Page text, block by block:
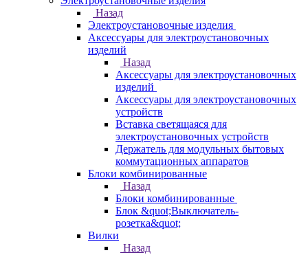
Назад
Электроустановочные изделия
Аксессуары для электроустановочных
изделий
Назад
Аксессуары для электроустановочных
изделий
Аксессуары для электроустановочных
устройств
Вставка светящаяся для
электроустановочных устройств
Держатель для модульных бытовых
коммутационных аппаратов
Блоки комбинированные
Назад
Блоки комбинированные
Блок &quot;Выключатель-
розетка&quot;
Вилки
Назад